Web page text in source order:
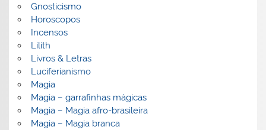
Gnosticismo
Horoscopos
Incensos
Lilith
Livros & Letras
Luciferianismo
Magia
Magia – garrafinhas mágicas
Magia – Magia afro-brasileira
Magia – Magia branca